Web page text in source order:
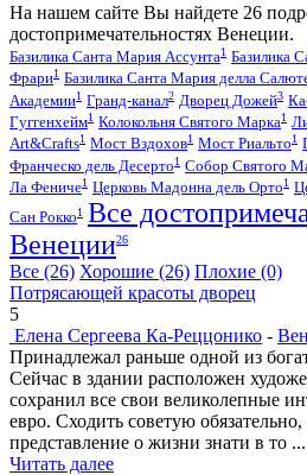
На нашем сайте Вы найдете 26
достопримечательностях Венеции.
Базилика Санта Мария Ассунта1 Базилика
Фрари1 Базилика Санта Мария делла
Академии1 Гранд-канал2 Дворец Дожей3
Гуггенхейм1 Колокольня Святого Марка1
Art&Crafts1 Мост Вздохов1 Мост Риальто1
Франческо дель Десерто1 Собор Святого
Ла Фениче1 Церковь Мадонна дель Орто1
Сан Рокко1 Все
Венеции26
Все (26) Хорошие (26) Плохие (0)
Потрясающей красоты дворец
5
Елена Сергеева Ка-Реццонико -
Принадлежал раньше одной из
Сейчас в здании расположен
сохранил все свои великолепные
евро. Сходить советую
представление о жизни знати в то ...
Читать далее